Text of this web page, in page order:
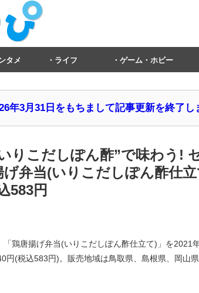
タメ ライフ ゲーム・ホビー
年3月31日をもちまして記事更新を終了し
りこだしぽん酢”で味わう!
げ弁当(いりこだしぽん酢仕
583円
鶏唐揚げ弁当(いりこだしぽん酢仕立て)」を2021
円(税込583円)。販売地域は鳥取県、島根県、岡山県